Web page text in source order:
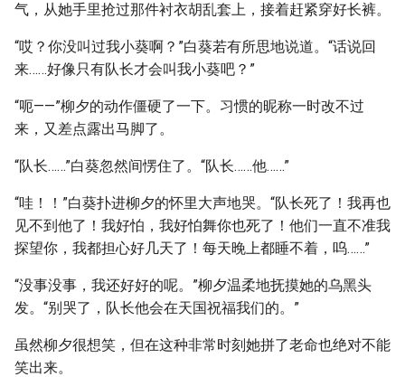
气，从她手里抢过那件衬衣胡乱套上，接着赶紧穿好长裤。
“哎？你没叫过我小葵啊？”白葵若有所思地说道。“话说回
来……好像只有队长才会叫我小葵吧？”
“呃——”柳夕的动作僵硬了一下。习惯的昵称一时改不过
来，又差点露出马脚了。
“队长……”白葵忽然间愣住了。“队长……他……”
“哇！！”白葵扑进柳夕的怀里大声地哭。“队长死了！我再也
见不到他了！我好怕，我好怕舞你也死了！他们一直不准我
探望你，我都担心好几天了！每天晚上都睡不着，呜……”
“没事没事，我还好好的呢。”柳夕温柔地抚摸她的乌黑头
发。“别哭了，队长他会在天国祝福我们的。”
虽然柳夕很想笑，但在这种非常时刻她拼了老命也绝对不能
笑出来。